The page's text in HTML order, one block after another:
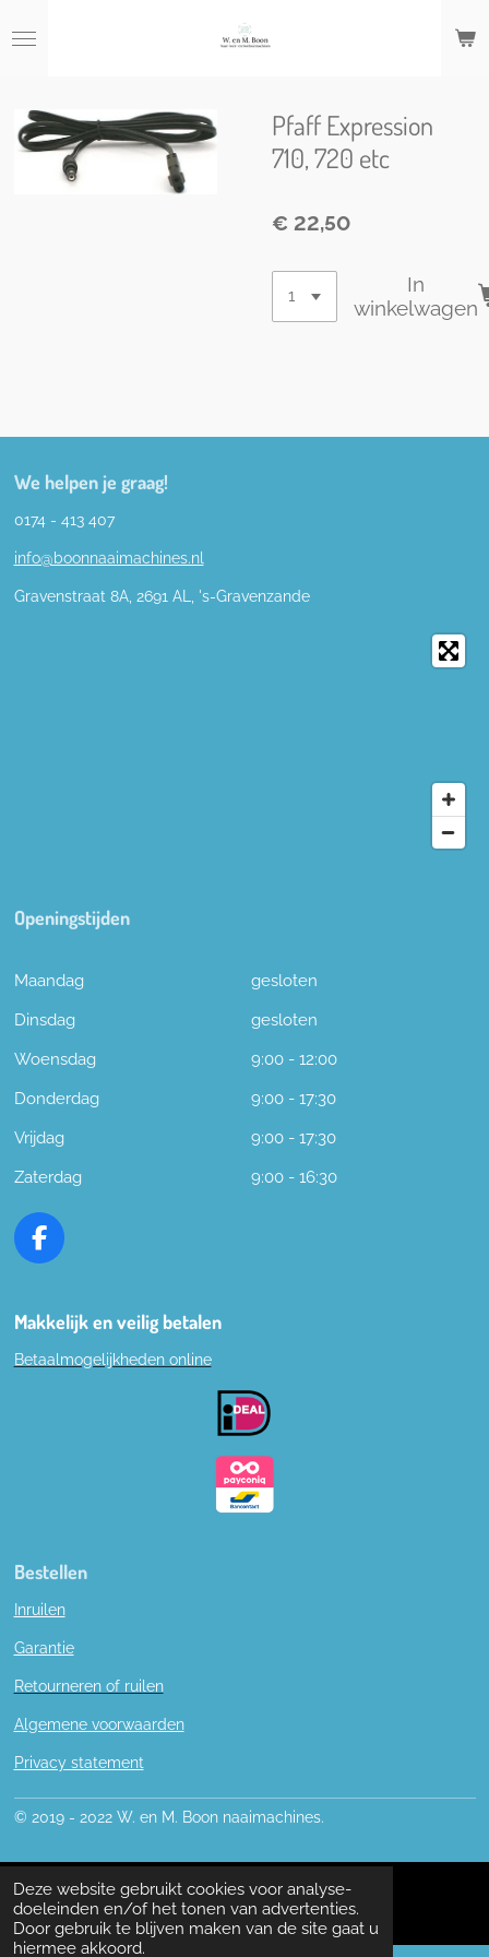
Deze website gebruikt cookies voor analyse-
doeleinden en/of het tonen van advertenties.
Door gebruik te blijven maken van de site gaat u
hiermee akkoord.
direct
hoofdinhoud
Pfaff Expression
710, 720 etc
€ 22,50
In
winkelwagen
We helpen je graag!
0174 - 413 407
info@boonnaaimachines.nl
Gravenstraat 8A, 2691 AL, 's-Gravenzande
Openingstijden
Maandag
gesloten
Dinsdag
gesloten
Woensdag
9:00 - 12:00
Donderdag
9:00 - 17:30
Vrijdag
9:00 - 17:30
Zaterdag
9:00 - 16:30
F
e
o
Makkelijk en veilig betalen
Betaalmogelijkheden online
Bestellen
Inruilen
Garantie
Retourneren of ruilen
Algemene voorwaarden
Privacy statement
© 2019 - 2022 W. en M. Boon naaimachines.